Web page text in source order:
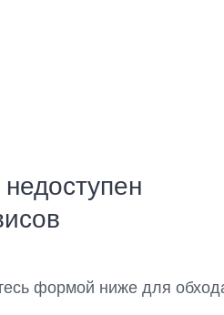
формой ниже для